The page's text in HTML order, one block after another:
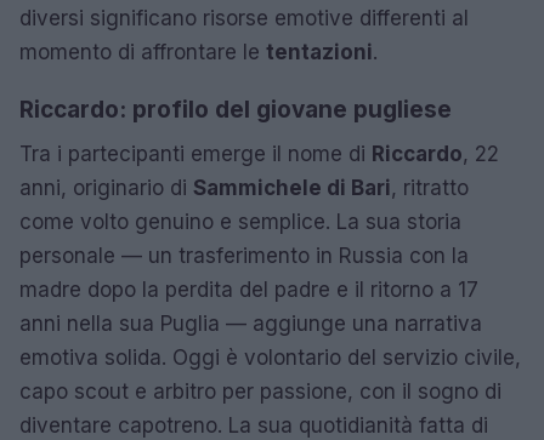
diversi significano risorse emotive differenti al
momento di affrontare le tentazioni.
Riccardo: profilo del giovane pugliese
Tra i partecipanti emerge il nome di Riccardo, 22
anni, originario di Sammichele di Bari, ritratto
come volto genuino e semplice. La sua storia
personale — un trasferimento in Russia con la
madre dopo la perdita del padre e il ritorno a 17
anni nella sua Puglia — aggiunge una narrativa
emotiva solida. Oggi è volontario del servizio civile,
capo scout e arbitro per passione, con il sogno di
diventare capotreno. La sua quotidianità fatta di